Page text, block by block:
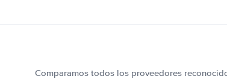
Comparamos todos los proveedores